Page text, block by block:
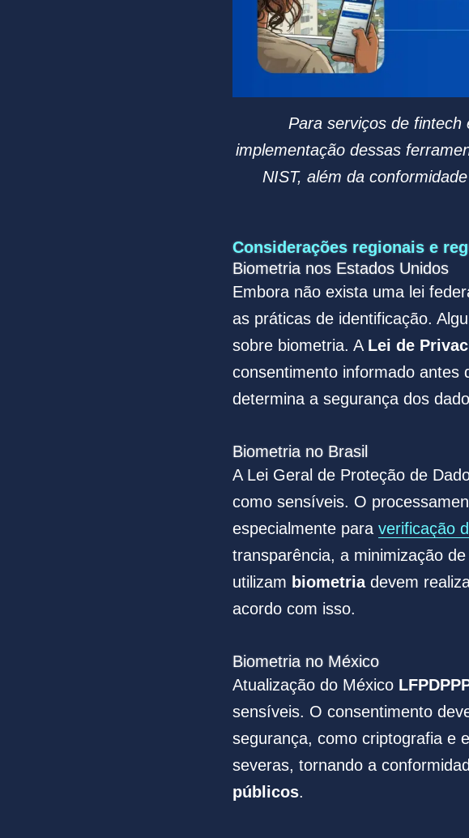
Para serviços de fintech
implementação dessas
NIST, além da
Considerações regionais e
Biometria nos Estados Unidos
Embora não exista uma lei
as práticas de identificação.
sobre biometria. A Lei de
consentimento informado antes
determina a segurança dos
Biometria no Brasil
A Lei Geral de Proteção de
como sensíveis. O
especialmente para verificação
transparência, a minimização
utilizam biometriadevem
acordo com isso.
Biometria no México
Atualização do México
sensíveis. O consentimento
segurança, como criptografia e
severas, tornando a
públicos.